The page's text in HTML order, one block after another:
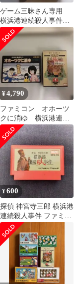
ゲーム三昧さん専用
横浜港連続殺人事件
DFC-1K
¥4,790
ファミコン オホーツ
クに消ゆ 横浜港連続
殺人事件
¥600
探偵 神宮寺三郎 横浜港
連続殺人事件 ファミコ
ンソフト 動作確認済み